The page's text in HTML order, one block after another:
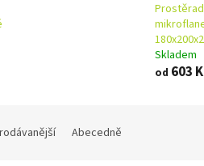
Skladem
od 603
Abecedně